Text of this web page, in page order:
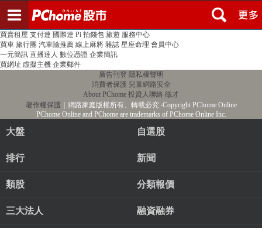
PChome首頁 線上購物 24h購物 書店
買賣租屋 支付連 國際連 Pi 拍錢包 旅遊 服務中心
買車 旅行團 汽車險推薦 線上麻將 雜誌 星座命理 會員中心
一元簡訊 直播達人 數位憑證 企業簡訊
買網址 虛擬主機 企業郵件
廣告刊登 隱私權聲明
消費者保護 兒童網路安全
About PChome 投資人聯絡 徵才
著作權保護 ｜網路家庭版權所有、轉載必究‧Copyright PChome Online
PChome Online and PChome are trademarks of PChome Online Inc.
大盤 自選股
排行 新聞
類股 分類報價
三大法人 融資融券